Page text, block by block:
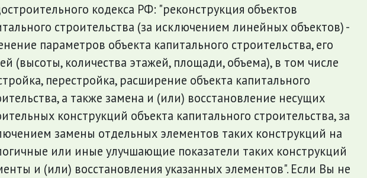
кодекса РФ: "реконструкция объектов
строительства (за исключением линейных объектов) -
параметров объекта капитального строительства, его
(высоты, количества этажей, площади, объема), в том числе
перестройка, расширение объекта капитального
а также замена и (или) восстановление несущих
конструкций объекта капитального строительства, за
замены отдельных элементов таких конструкций на
или иные улучшающие показатели таких конструкций
и (или) восстановления указанных элементов". Если Вы не